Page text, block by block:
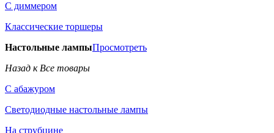
С диммером
Классические торшеры
Настольные лампыПросмотреть
Назад к Все товары
С абажуром
Светодиодные настольные лампы
На струбцине